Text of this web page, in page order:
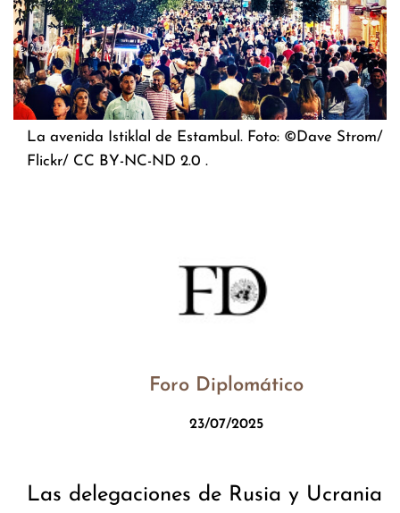
La avenida Istiklal de Estambul. Foto: ©Dave Strom/
Flickr/ CC BY-NC-ND 2.0 .
Foro Diplomático
23/07/2025
Las delegaciones de Rusia y Ucrania